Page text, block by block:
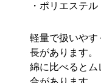
・ポリエステル
軽量で扱いや
長があります。
綿に比べると